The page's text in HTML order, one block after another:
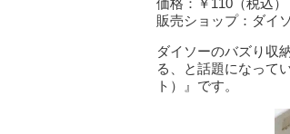
価格：￥110（税込）
販売ショップ：ダイ
ダイソーのバズり収
る、と話題になって
ト）』です。